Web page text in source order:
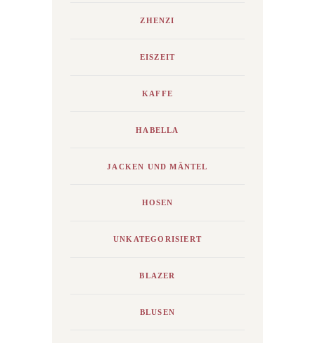
ZHENZI
EISZEIT
KAFFE
HABELLA
JACKEN UND MÄNTEL
HOSEN
UNKATEGORISIERT
BLAZER
BLUSEN